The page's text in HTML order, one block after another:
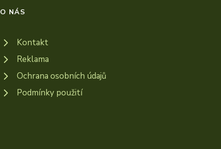
O NÁS
Kontakt
Reklama
Ochrana osobních údajů
Podmínky použití